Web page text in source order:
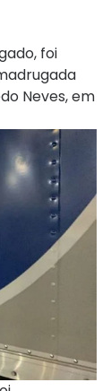
foi
Neves, em